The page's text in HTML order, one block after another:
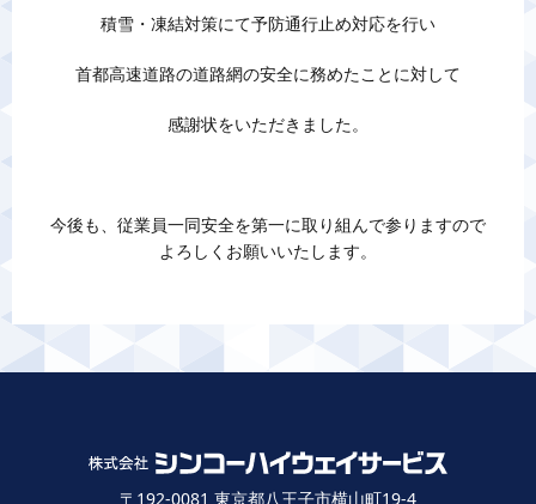
積雪・凍結対策にて予防通行止め対応を行い
首都高速道路の道路網の安全に務めたことに対して
感謝状をいただきました。
今後も、従業員一同安全を第一に取り組んで参りますので
よろしくお願いいたします。
〒192-0081 東京都八王子市横山町19-4